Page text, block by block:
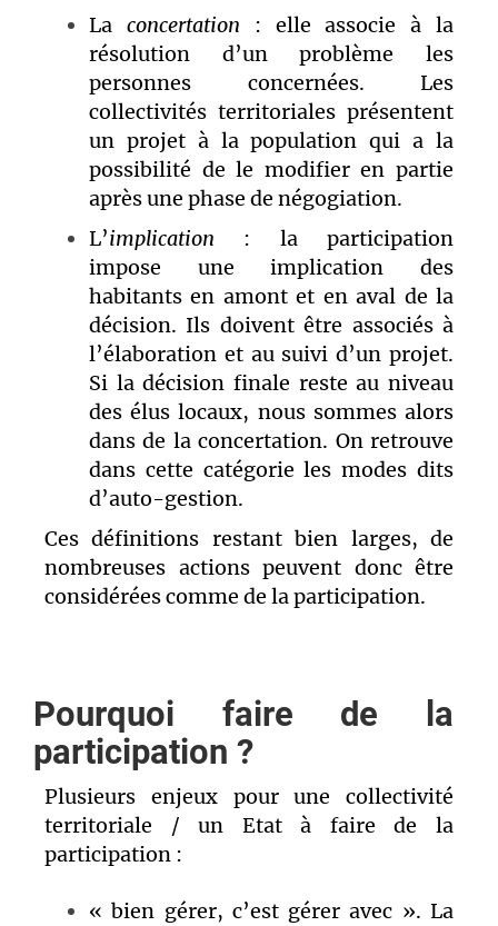
La concertation
: elle associe à la
résolution d’un problème les
personnes concernées. Les
collectivités territoriales présentent
un projet à la population qui a la
possibilité de le modifier en partie
après une phase de négogiation.
L’implication : la participation
impose une implication des
habitants en amont et en aval de la
décision. Ils doivent être associés à
l’élaboration et au suivi d’un projet.
Si la décision finale reste au niveau
des élus locaux, nous sommes alors
dans de la concertation. On retrouve
dans cette catégorie les modes dits
d’auto-gestion.
Ces définitions restant bien larges, de
nombreuses actions peuvent donc être
considérées comme de la participation.
Pourquoi faire de la
participation ?
Plusieurs enjeux pour une collectivité
territoriale / un Etat à faire de la
participation :
« bien gérer, c’est gérer avec ». La